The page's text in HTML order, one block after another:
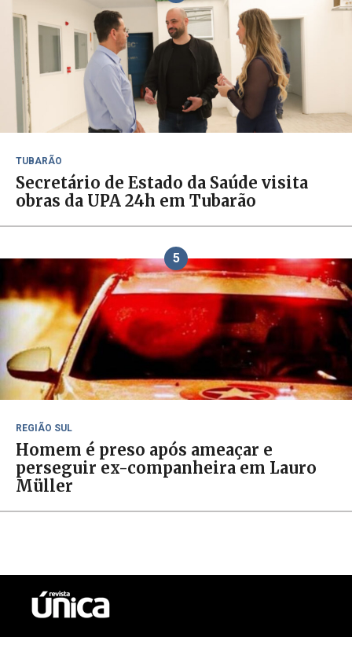
TUBARÃO
Secretário de Estado da Saúde visita
obras da UPA 24h em Tubarão
5
REGIÃO SUL
Homem é preso após ameaçar e
perseguir ex-companheira em Lauro
Müller